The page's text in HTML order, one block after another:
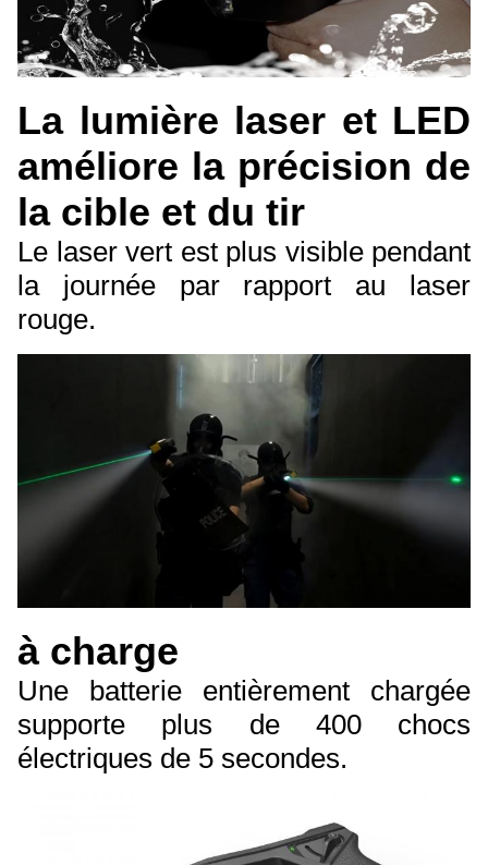
La lumière laser et LED
améliore la précision de
la cible et du tir
Le laser vert est plus visible pendant
la journée par rapport au laser
rouge.
à charge
Une batterie entièrement chargée
supporte plus de 400 chocs
électriques de 5 secondes.